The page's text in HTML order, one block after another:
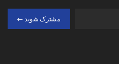
مشترک شوید